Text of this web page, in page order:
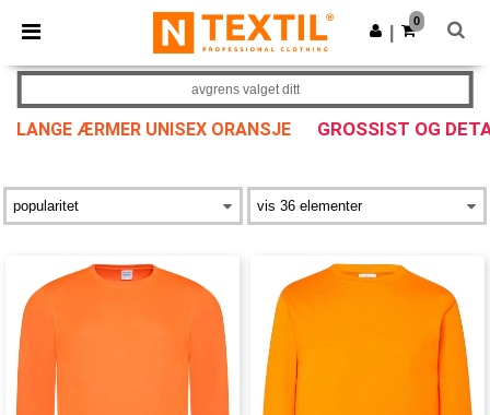
× Ntextil-app
Bedre priser i appen!
Last ned app
0
LANGE ÆRMER UNISEX ORANSJE GROSSIST OG
avgrens valget ditt